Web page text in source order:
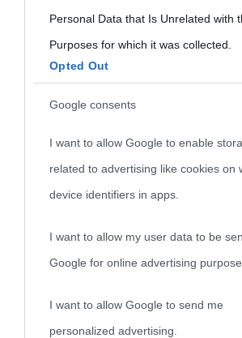
consent section.
Personal Data that Is Unrelated with
Purposes for which it was collected.
Opted Out
Google consents
I want to allow Google to enable
related to advertising like cookies on
device identifiers in apps.
I want to allow my user data to be
Google for online advertising
I want to allow Google to send me
personalized advertising.
Cultura
Cultura è un blog del sito Biografieonline
come Affiliato Amazon il sito ricava